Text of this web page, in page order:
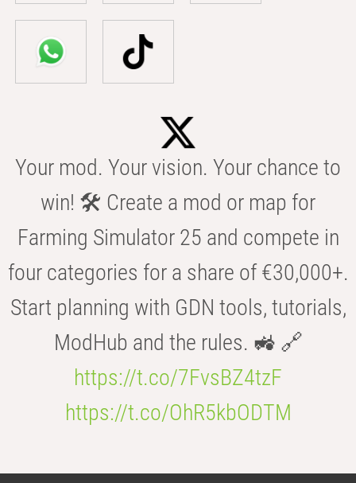
Your mod. Your vision. Your chance to
win! 🛠️ Create a mod or map for
Farming Simulator 25 and compete in
four categories for a share of €30,000+.
Start planning with GDN tools, tutorials,
ModHub and the rules. 🚜 🔗
https://t.co/7FvsBZ4tzF
https://t.co/OhR5kbODTM